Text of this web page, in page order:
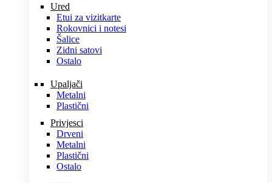
Ured
Etui za vizitkarte
Rokovnici i notesi
Šalice
Zidni satovi
Ostalo
Upaljači
Metalni
Plastični
Privjesci
Drveni
Metalni
Plastični
Ostalo